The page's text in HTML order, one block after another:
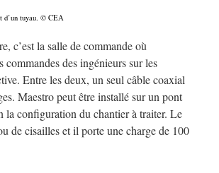
d’un tuyau. © CEA
c’est la salle de commande où
commandes des ingénieurs sur les
Entre les deux, un seul câble coaxial
Maestro peut être installé sur un pont
la configuration du chantier à traiter. Le
de cisailles et il porte une charge de 100